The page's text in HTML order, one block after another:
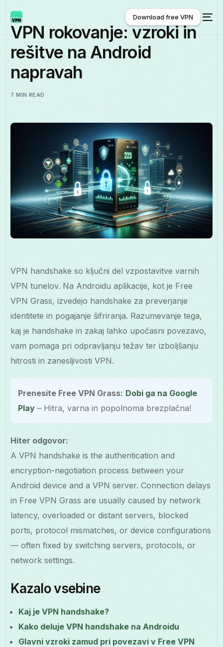
Slovenščina
Download free VPN
Download free VPN
VPN rokovanje: vzroki in
rešitve na Android
napravah
7 MIN READ
VPN handshake so ključni del vzpostavitve varnih
VPN tunelov. Na Androidu aplikacije, kot je Free
VPN Grass, izvedejo handshake za preverjanje
identitete in pogajanje šifriranja. Razumevanje tega,
kaj je handshake in zakaj lahko upočasni povezavo,
vam pomaga pri odpravljanju težav ter izboljšanju
hitrosti in zanesljivosti VPN.
Prenesite Free VPN Grass: Dobi ga na Google
Play – Hitra, varna in popolnoma brezplačna!
Hiter odgovor:
A VPN handshake is the authentication and
encryption-negotiation process between your
Android device and a VPN server. Connection delays
in Free VPN Grass are usually caused by network
latency, overloaded or distant servers, blocked
ports, protocol mismatches, or device configurations
— often fixed by switching servers, protocols, or
network settings.
Kazalo vsebine
Kaj je VPN handshake?
Kako deluje VPN handshake na Androidu
Glavni vzroki zamud pri povezavi v Free VPN